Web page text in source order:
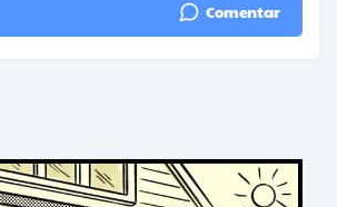
Comentar